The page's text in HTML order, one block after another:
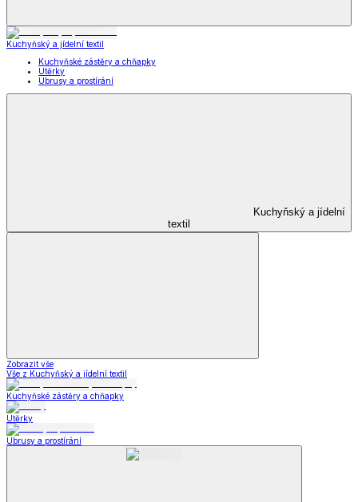
Kuchyňský a jídelní textil
Kuchyňské zástěry a chňapky
Utěrky
Ubrusy a prostírání
Kuchyňský a jídelní
textil
Zobrazit vše
Vše z Kuchyňský a jídelní textil
Kuchyňské zástěry a chňapky
Utěrky
Ubrusy a prostírání